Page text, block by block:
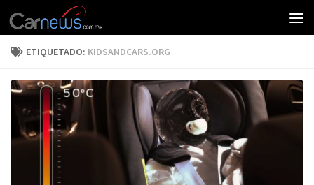
ETIQUETADO: KIDSANDCARS.ORG